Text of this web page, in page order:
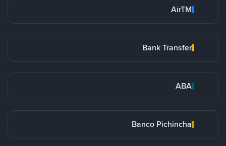
AirTM
Bank Transfer
ABA
Banco Pichincha